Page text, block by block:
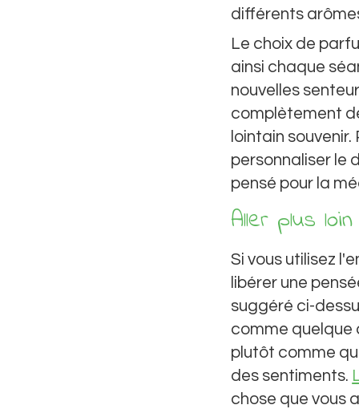
différents
Le choix de
ainsi chaque
nouvelles
complètement
lointain
personnaliser le
pensé pour la
Aller plus
Si vous utilisez
libérer une
suggéré ci-
comme quelque
plutôt comme
des sentiments.
chose que vous